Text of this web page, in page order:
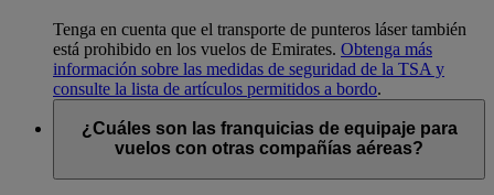
Tenga en cuenta que el transporte de punteros láser también
está prohibido en los vuelos de Emirates. Obtenga más
información sobre las medidas de seguridad de la TSA y
consulte la lista de artículos permitidos a bordo.
¿Cuáles son las franquicias de equipaje para
vuelos con otras compañías aéreas?